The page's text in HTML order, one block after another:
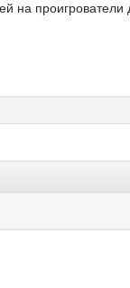
на проигрователи